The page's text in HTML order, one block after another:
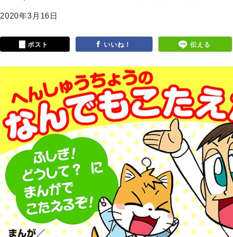
2020年3月16日
ポスト いいね！ 伝える